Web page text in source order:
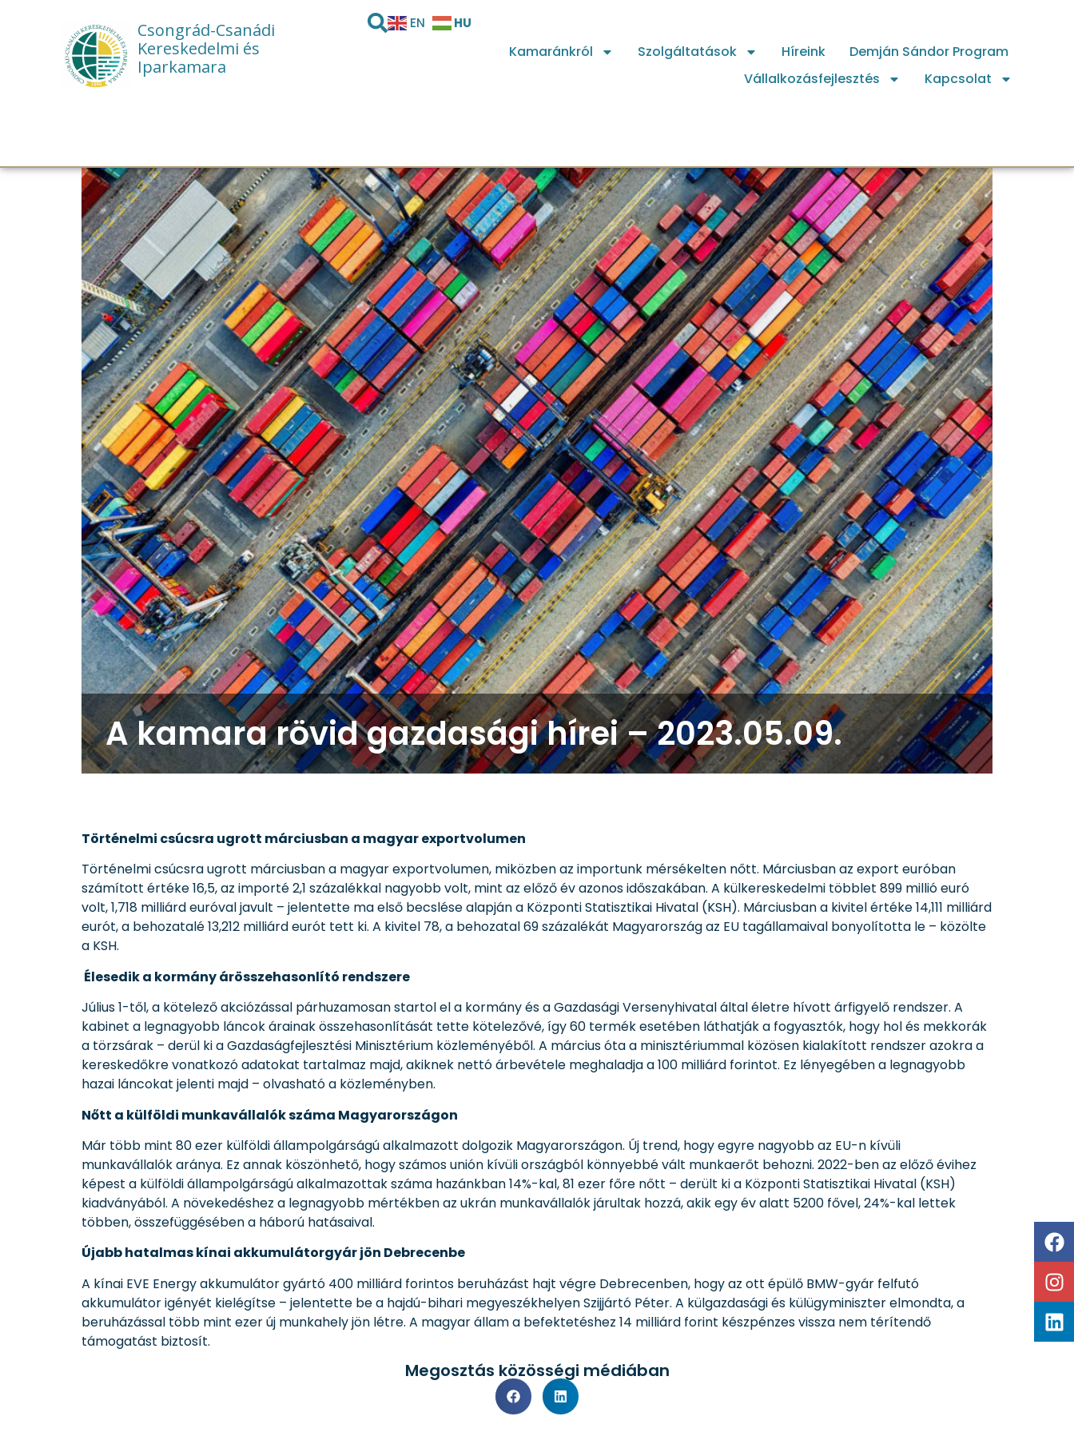
Csongrád-Csanádi
Kereskedelmi és
Iparkamara
EN HU
Kamaránkról Szolgáltatások Híreink
Demján Sándor Program
Vállalkozásfejlesztés
Kapcsolat
A kamara rövid gazdasági hírei – 2023.05.09.
Történelmi csúcsra ugrott márciusban a magyar exportvolumen
Történelmi csúcsra ugrott márciusban a magyar exportvolumen, miközben az importunk mérsékelten nőtt. Márciusban az export euróban
számított értéke 16,5, az importé 2,1 százalékkal nagyobb volt, mint az előző év azonos időszakában. A külkereskedelmi többlet 899 millió euró
volt, 1,718 milliárd euróval javult – jelentette ma első becslése alapján a Központi Statisztikai Hivatal (KSH). Márciusban a kivitel értéke 14,111 milliárd
eurót, a behozatalé 13,212 milliárd eurót tett ki. A kivitel 78, a behozatal 69 százalékát Magyarország az EU tagállamaival bonyolította le – közölte
a KSH.
Élesedik a kormány árösszehasonlító rendszere
Július 1-től, a kötelező akciózással párhuzamosan startol el a kormány és a Gazdasági Versenyhivatal által életre hívott árfigyelő rendszer. A
kabinet a legnagyobb láncok árainak összehasonlítását tette kötelezővé, így 60 termék esetében láthatják a fogyasztók, hogy hol és mekkorák
a törzsárak – derül ki a Gazdaságfejlesztési Minisztérium közleményéből. A március óta a minisztériummal közösen kialakított rendszer azokra a
kereskedőkre vonatkozó adatokat tartalmaz majd, akiknek nettó árbevétele meghaladja a 100 milliárd forintot. Ez lényegében a legnagyobb
hazai láncokat jelenti majd – olvasható a közleményben.
Nőtt a külföldi munkavállalók száma Magyarországon
Már több mint 80 ezer külföldi állampolgárságú alkalmazott dolgozik Magyarországon. Új trend, hogy egyre nagyobb az EU-n kívüli
munkavállalók aránya. Ez annak köszönhető, hogy számos unión kívüli országból könnyebbé vált munkaerőt behozni. 2022-ben az előző évihez
képest a külföldi állampolgárságú alkalmazottak száma hazánkban 14%-kal, 81 ezer főre nőtt – derült ki a Központi Statisztikai Hivatal (KSH)
kiadványából. A növekedéshez a legnagyobb mértékben az ukrán munkavállalók járultak hozzá, akik egy év alatt 5200 fővel, 24%-kal lettek
többen, összefüggésében a háború hatásaival.
Újabb hatalmas kínai akkumulátorgyár jön Debrecenbe
A kínai EVE Energy akkumulátor gyártó 400 milliárd forintos beruházást hajt végre Debrecenben, hogy az ott épülő BMW-gyár felfutó
akkumulátor igényét kielégítse – jelentette be a hajdú-bihari megyeszékhelyen Szijjártó Péter. A külgazdasági és külügyminiszter elmondta, a
beruházással több mint ezer új munkahely jön létre. A magyar állam a befektetéshez 14 milliárd forint készpénzes vissza nem térítendő
támogatást biztosít.
Megosztás közösségi médiában